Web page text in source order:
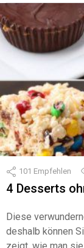
101 Empfehlen
4 Desserts
Diese
deshalb können